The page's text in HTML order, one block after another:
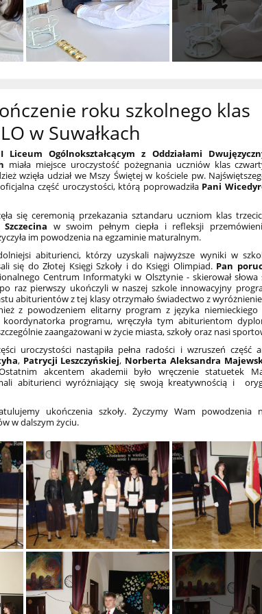
roku szkolnego klas
w Suwałkach
I Liceum Ogólnokształcącym z Oddziałami
miała miejsce uroczystość pożegnania uczniów klas
wzięła udział we Mszy Świętej w kościele pw.
część uroczystości, którą poprowadziła Pani
się ceremonią przekazania sztandaru uczniom klas
w swoim pełnym ciepła i refleksji
im powodzenia na egzaminie maturalnym.
abiturienci, którzy uzyskali najwyższe wyniki w
się do Złotej Księgi Szkoły i do Księgi Olimpiad. Pan
Centrum Informatyki w Olsztynie - skierował słowa
raz pierwszy ukończyli w naszej szkole innowacyjny
abiturientów z tej klasy otrzymało świadectwo z
z powodzeniem elitarny program z języka niemieckiego
koordynatorka programu, wręczyła tym abiturientom
zaangażowani w życie miasta, szkoły oraz nasi
uroczystości nastąpiła pełna radości i wzruszeń część
, Patrycji Leszczyńskiej, Norberta Aleksandra
akcentem akademii było wręczenie statuetek
abiturienci wyróżniający się swoją kreatywnością i
ukończenia szkoły. Życzymy Wam powodzenia
w dalszym życiu.